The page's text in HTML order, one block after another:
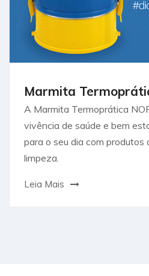
Marmita
A Marmita Termoprática
vivência de saúde e bem
para o seu dia com produtos
limpeza.
Leia Mais